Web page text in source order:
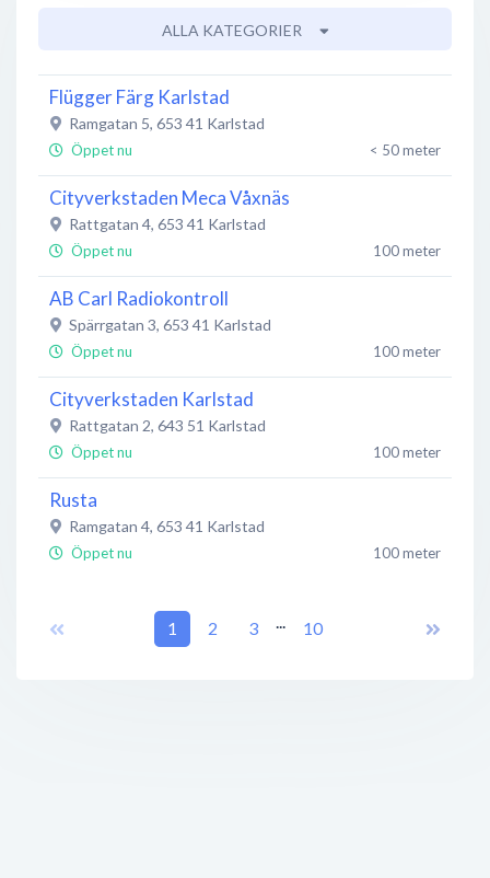
ALLA KATEGORIER
Flügger Färg Karlstad
Ramgatan 5, 653 41 Karlstad
Öppet nu < 50 meter
Cityverkstaden Meca Våxnäs
Rattgatan 4, 653 41 Karlstad
Öppet nu 100 meter
AB Carl Radiokontroll
Spärrgatan 3, 653 41 Karlstad
Öppet nu 100 meter
Cityverkstaden Karlstad
Rattgatan 2, 643 51 Karlstad
Öppet nu 100 meter
Rusta
Ramgatan 4, 653 41 Karlstad
Öppet nu 100 meter
653 41Karlstad
1 2 3 ... 10